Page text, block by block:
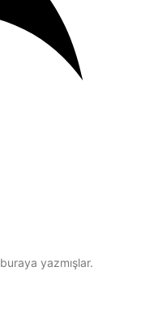
yazmışlar.